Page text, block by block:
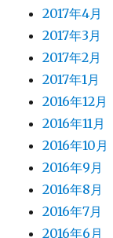
2017年4月
2017年3月
2017年2月
2017年1月
2016年12月
2016年11月
2016年10月
2016年9月
2016年8月
2016年7月
2016年6月